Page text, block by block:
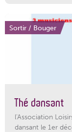
Sortir / Bouger
Thé dansant
l'Association
dansant le 1er